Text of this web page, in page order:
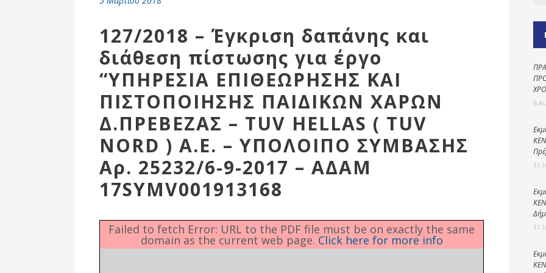
Δημοτικές
Ενότητες
Αθλητικές
Εκδηλώσεις
127/2018 – Έγκριση δαπάνης και
διάθεση πίστωσης για έργο
“ΥΠΗΡΕΣΙΑ ΕΠΙΘΕΩΡΗΣΗΣ ΚΑΙ
ΠΙΣΤΟΠΟΙΗΣΗΣ ΠΑΙΔΙΚΩΝ ΧΑΡΩΝ
Δ.ΠΡΕΒΕΖΑΣ – TUV HELLAS ( TUV
NORD ) Α.Ε. – ΥΠΟΛΟΙΠΟ ΣΥΜΒΑΣΗΣ
Αρ. 25232/6-9-2017 – ΑΔΑΜ
17SYMV001913168
Failed to fetch Error: URL to the PDF file must be on exactly the same
domain as the current web page. Click here for more info
6
31
31